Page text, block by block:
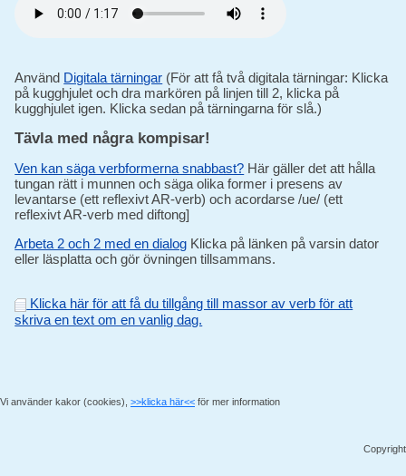
Använd Digitala tärningar (För att få två digitala tärningar: Klicka
på kugghjulet och dra markören på linjen till 2, klicka på
kugghjulet igen. Klicka sedan på tärningarna för slå.)
Tävla med några kompisar!
Ven kan säga verbformerna snabbast? Här gäller det att hålla
tungan rätt i munnen och säga olika former i presens av
levantarse (ett reflexivt AR-verb) och acordarse /ue/ (ett
reflexivt AR-verb med diftong]
Arbeta 2 och 2 med en dialog Klicka på länken på varsin dator
eller läsplatta och gör övningen tillsammans.
Klicka här för att få du tillgång till massor av verb för att
skriva en text om en vanlig dag.
Vi använder kakor (cookies), >>klicka här<< för mer information
Copyright